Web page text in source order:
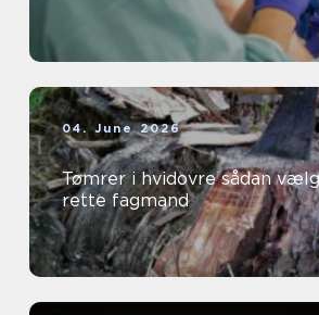
04. June 2026
Tømrer i hvidovre sådan vælger du den
rette fagmand